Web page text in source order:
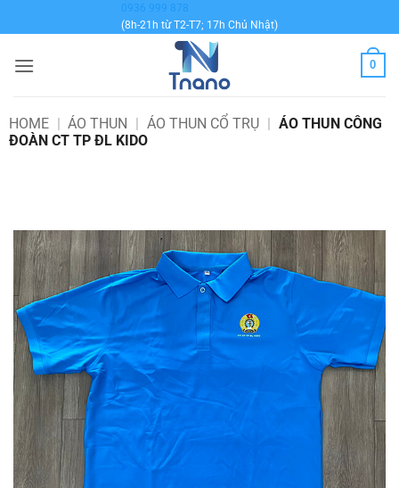
qua
dung
0936 999 878
(8h-21h từ T2-T7; 17h Chủ Nhật)
0
HOME | ÁO THUN | ÁO THUN CỔ TRỤ | ÁO THUN CÔNG
ĐOÀN CT TP ĐL KIDO